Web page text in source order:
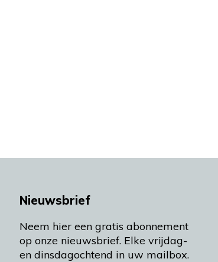
Nieuwsbrief
Neem hier een gratis abonnement
op onze nieuwsbrief. Elke vrijdag-
en dinsdagochtend in uw mailbox.